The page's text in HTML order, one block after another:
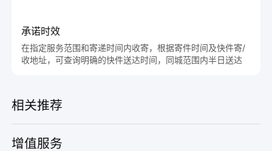
承诺时效
在指定服务范围和寄递时间内收寄，根据寄件时间及快件寄/
收地址，可查询明确的快件送达时间，同城范围内半日送达
相关推荐
增值服务